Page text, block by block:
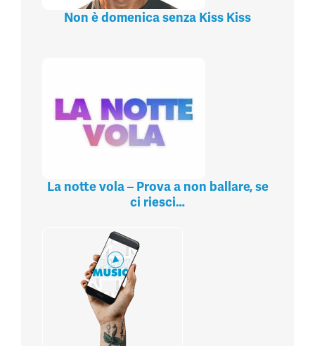
Non è domenica senza Kiss Kiss
La notte vola – Prova a non ballare, se
ci riesci…